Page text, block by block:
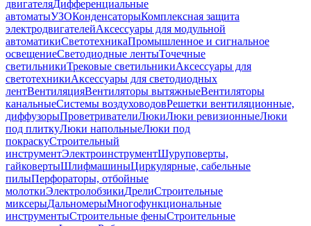
двигателяДифференциальные
автоматыУЗОКонденсаторыКомплексная защита
электродвигателейАксессуары для модульной
автоматикиСветотехникаПромышленное и сигнальное
освещениеСветодиодные лентыТочечные
светильникиТрековые светильникиАксессуары для
светотехникиАксессуары для светодиодных
лентВентиляцияВентиляторы вытяжныеВентиляторы
канальныеСистемы воздуховодовРешетки вентиляционные,
диффузорыПроветривателиЛюкиЛюки ревизионныеЛюки
под плиткуЛюки напольныеЛюки под
покраскуСтроительный
инструментЭлектроинструментШуруповерты,
гайковертыШлифмашиныЦиркулярные, сабельные
пилыПерфораторы, отбойные
молоткиЭлектролобзикиДрелиСтроительные
миксерыДальномерыМногофункциональные
инструментыСтроительные феныСтроительные